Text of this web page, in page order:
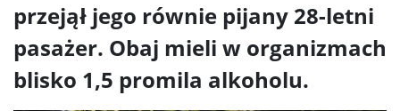
przejął jego równie pijany 28-letni
pasażer. Obaj mieli w organizmach
blisko 1,5 promila alkoholu.